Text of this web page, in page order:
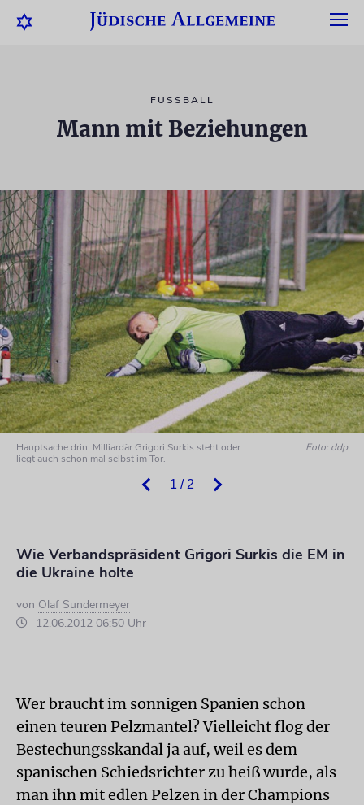
FUSSBALL
Mann mit Beziehungen
1 / 2
Hauptsache drin: Milliardär Grigori Surkis steht oder
liegt auch schon mal selbst im Tor.
Foto: ddp
Wie Verbandspräsident Grigori Surkis die EM in
die Ukraine holte
von Olaf Sundermeyer
12.06.2012 06:50 Uhr
Wer braucht im sonnigen Spanien schon
einen teuren Pelzmantel? Vielleicht flog der
Bestechungsskandal ja auf, weil es dem
spanischen Schiedsrichter zu heiß wurde, als
man ihn mit edlen Pelzen in der Champions